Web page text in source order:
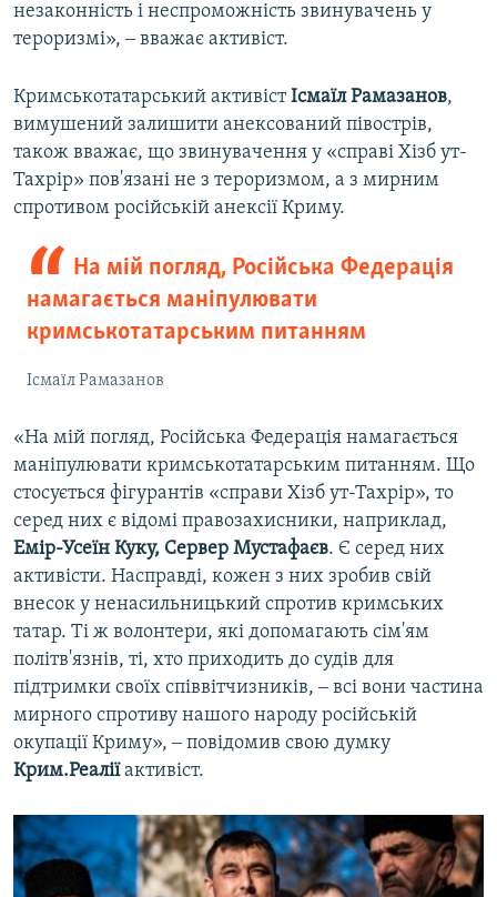
незаконність і неспроможність звинувачень у
тероризмі», ‒ вважає активіст.
Кримськотатарський активістІсмаїл Рамазанов,
вимушений залишити анексований півострів,
також вважає, що звинувачення у «справі Хізб ут-
Тахрір» пов'язані не з тероризмом, а з мирним
спротивом російській анексії Криму.
На мій погляд, Російська Федерація
намагається маніпулювати
кримськотатарським питанням
Ісмаїл Рамазанов
«На мій погляд, Російська Федерація намагається
маніпулювати кримськотатарським питанням. Що
стосується фігурантів «справи Хізб ут-Тахрір», то
серед них є відомі правозахисники, наприклад,
Емір-Усеїн Куку, Сервер Мустафаєв. Є серед них
активісти. Насправді, кожен з них зробив свій
внесок у ненасильницький спротив кримських
татар. Ті ж волонтери, які допомагають сім'ям
політв'язнів, ті, хто приходить до судів для
підтримки своїх співвітчизників, ‒ всі вони частина
мирного спротиву нашого народу російській
окупації Криму», ‒ повідомив свою думку
Крим.Реаліїактивіст.